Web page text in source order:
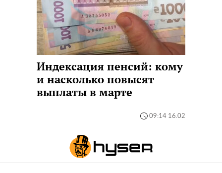
Индексация пенсий: кому
и насколько повысят
выплаты в марте
09:14 16.02